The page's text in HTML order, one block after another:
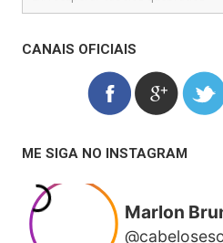
CANAIS OFICIAIS
ME SIGA NO INSTAGRAM